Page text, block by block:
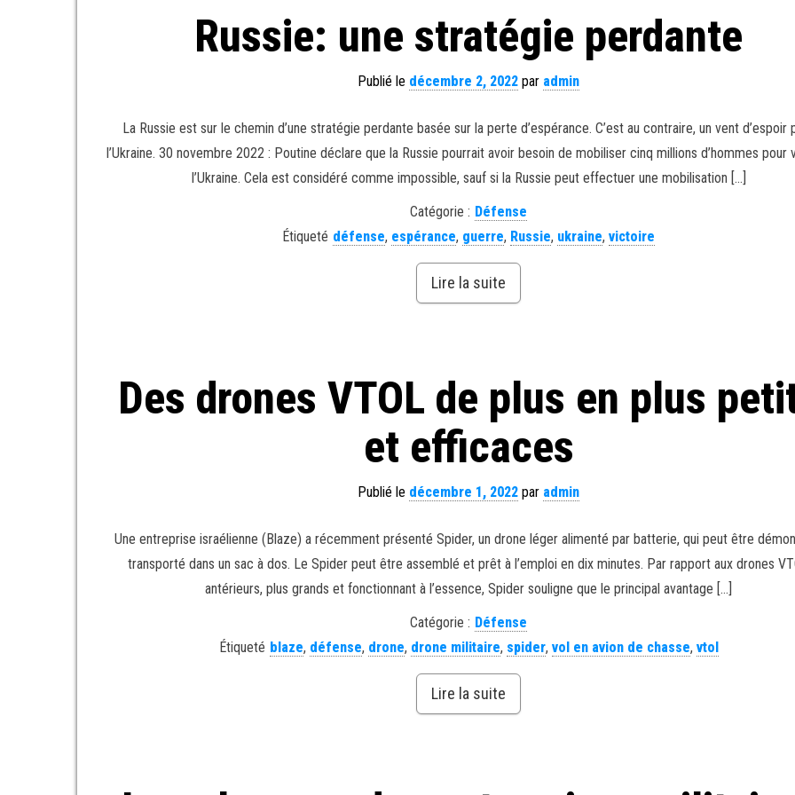
Russie: une stratégie perdante
Publié le décembre 2, 2022 par admin
La Russie est sur le chemin d’une stratégie perdante basée sur la perte d’espérance. C’est au contraire, un vent d’espoir
l’Ukraine. 30 novembre 2022 : Poutine déclare que la Russie pourrait avoir besoin de mobiliser cinq millions d’hommes pour
l’Ukraine. Cela est considéré comme impossible, sauf si la Russie peut effectuer une mobilisation […]
Catégorie : Défense
Étiqueté défense, espérance, guerre, Russie, ukraine,victoire
Lire la suite
Des drones VTOL de plus en plus
et efficaces
Publié le décembre 1, 2022 par admin
Une entreprise israélienne (Blaze) a récemment présenté Spider, un drone léger alimenté par batterie, qui peut être
transporté dans un sac à dos. Le Spider peut être assemblé et prêt à l’emploi en dix minutes. Par rapport aux drones
antérieurs, plus grands et fonctionnant à l’essence, Spider souligne que le principal avantage […]
Catégorie : Défense
Étiqueté blaze, défense, drone, drone militaire, spider, vol en avion de chasse, vtol
Lire la suite